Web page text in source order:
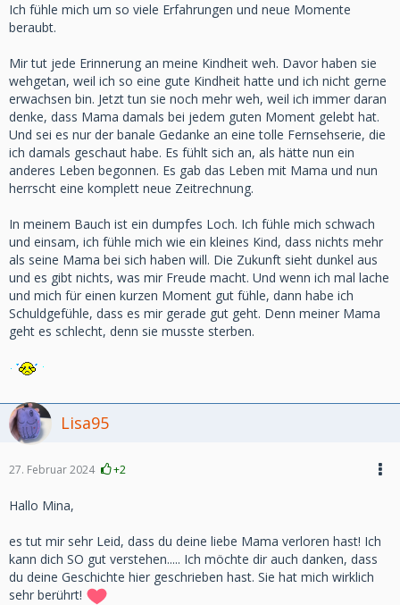
Ich fühle mich um so viele Erfahrungen und neue Momente
beraubt.
Mir tut jede Erinnerung an meine Kindheit weh. Davor haben sie
wehgetan, weil ich so eine gute Kindheit hatte und ich nicht gerne
erwachsen bin. Jetzt tun sie noch mehr weh, weil ich immer daran
denke, dass Mama damals bei jedem guten Moment gelebt hat.
Und sei es nur der banale Gedanke an eine tolle Fernsehserie, die
ich damals geschaut habe. Es fühlt sich an, als hätte nun ein
anderes Leben begonnen. Es gab das Leben mit Mama und nun
herrscht eine komplett neue Zeitrechnung.
In meinem Bauch ist ein dumpfes Loch. Ich fühle mich schwach
und einsam, ich fühle mich wie ein kleines Kind, dass nichts mehr
als seine Mama bei sich haben will. Die Zukunft sieht dunkel aus
und es gibt nichts, was mir Freude macht. Und wenn ich mal lache
und mich für einen kurzen Moment gut fühle, dann habe ich
Schuldgefühle, dass es mir gerade gut geht. Denn meiner Mama
geht es schlecht, denn sie musste sterben.
Lisa95
27. Februar 2024 +2
Hallo Mina,
es tut mir sehr Leid, dass du deine liebe Mama verloren hast! Ich
kann dich SO gut verstehen..... Ich möchte dir auch danken, dass
du deine Geschichte hier geschrieben hast. Sie hat mich wirklich
sehr berührt!